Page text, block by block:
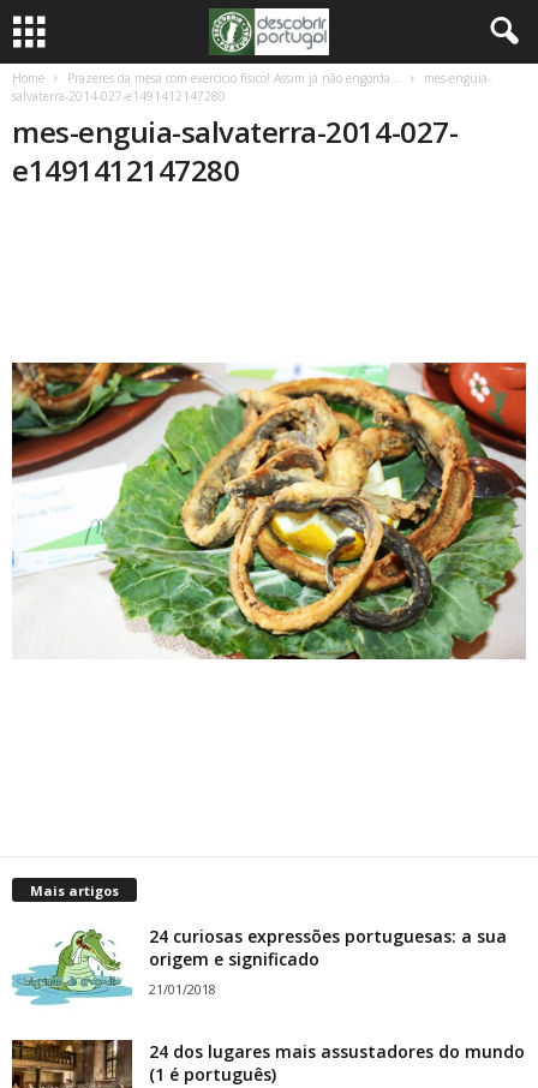
Home Prazeres da mesa com exercício físico! Assim já não engorda…
mes-enguia-
salvaterra-2014-027-e1491412147280
mes-enguia-salvaterra-2014-027-
e1491412147280
Mais artigos
24 curiosas expressões portuguesas: a sua
origem e significado
21/01/2018
24 dos lugares mais assustadores do mundo
(1 é português)